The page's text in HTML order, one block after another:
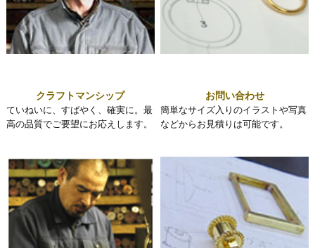
クラフトマンシップ
ていねいに、すばやく、確実に。最
高の品質でご要望にお応えします。
お問い合わせ
簡単なサイズ入りのイラストや写真
などからお見積りは可能です。